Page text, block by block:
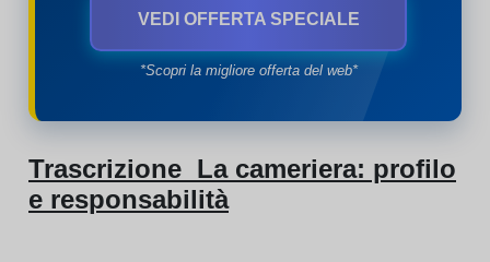
VEDI OFFERTA SPECIALE
*Scopri la migliore offerta del web*
Trascrizione La cameriera: profilo
e responsabilità